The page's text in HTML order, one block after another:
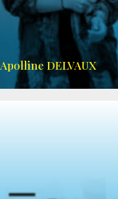
Apolline DELVAUX